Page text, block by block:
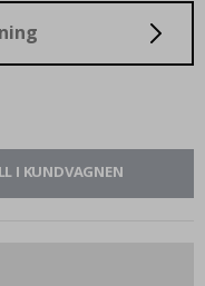
I KUNDVAGNEN